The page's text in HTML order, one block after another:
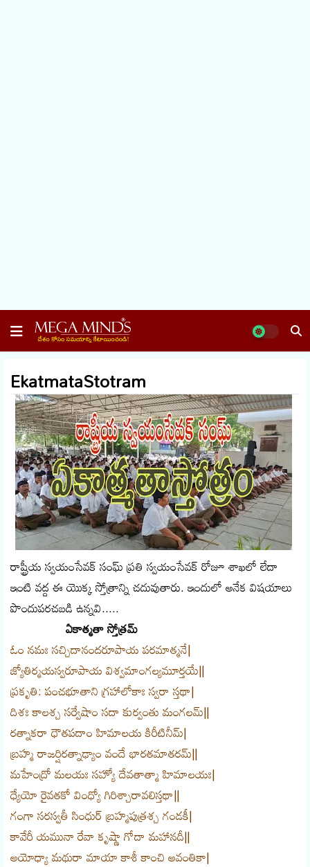
EkatmataStotram
రాష్ట్రీయ స్వయంసేవక్ సంఘ్ ప్రతి స్వయంసేవక్ రోజూ శాఖలో లేదా
ఇంటి వద్ద ఈ యొక్క స్తోత్రాన్ని చదువుతారు. ఇందులో అనేక విషయాలు
పొందుపరచబడి ఉన్నవి.....
ఏకాత్మతా స్తోత్రమ్
ఓం నమః సచ్చిదానందరూపాయ పరమాత్మనే|
జ్యోతిర్మయస్వరూపాయ విశ్వమాంగల్యమూర్తయే||
ప్రకృతి: పంచభూతాని గ్రహాలోకాః స్వరా స్తథా|
దిశః కాలశ్చ సర్వేషాం సదా కుర్వంతు మంగలమ్||
రత్నాకరా ధౌతపదాం హిమాలయ కిరీటినీమ్|
బ్రహ్మ రాజర్షిరత్నాఢ్యాం వందే భారతమాతరమ్||
మహేంద్రో మలయః సహ్యో దేవతాత్మా హిమాలయః|
ధ్యేయో రైవతకో వింధ్యో గిరిశ్చారావలిస్తథా||
గంగా సరస్వతీ సింధుర్ బ్రహ్మపుత్రశ్చ గండకీ|
కావేరీ యమునా రేవా కృష్ణా గోదా మహానదీ||
అయోధ్యా మథురా మాయా కాశీ కాంచి అవంతికా|